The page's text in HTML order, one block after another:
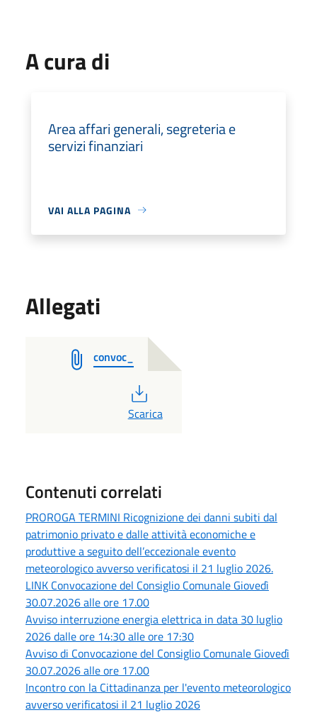
A cura di
Area affari generali, segreteria e
servizi finanziari
VAI ALLA PAGINA
Allegati
convoc_
PDF
Scarica
Contenuti correlati
PROROGA TERMINI Ricognizione dei danni subiti dal
patrimonio privato e dalle attività economiche e
produttive a seguito dell’eccezionale evento
meteorologico avverso verificatosi il 21 luglio 2026.
LINK Convocazione del Consiglio Comunale Giovedì
30.07.2026 alle ore 17.00
Avviso interruzione energia elettrica in data 30 luglio
2026 dalle ore 14:30 alle ore 17:30
Avviso di Convocazione del Consiglio Comunale Giovedì
30.07.2026 alle ore 17.00
Incontro con la Cittadinanza per l'evento meteorologico
avverso verificatosi il 21 luglio 2026